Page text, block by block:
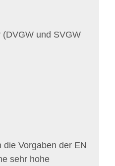
(DVGW und SVGW
die Vorgaben der EN
sehr hohe